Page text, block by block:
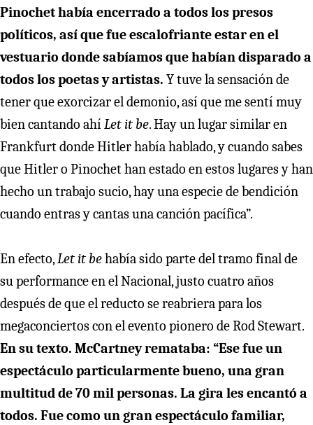
Pinochet había encerrado a todos los presos
políticos, así que fue escalofriante estar en el
vestuario donde sabíamos que habían disparado a
todos los poetas y artistas. Y tuve la sensación de
tener que exorcizar el demonio, así que me sentí muy
bien cantando ahí Let it be. Hay un lugar similar en
Frankfurt donde Hitler había hablado, y cuando sabes
que Hitler o Pinochet han estado en estos lugares y han
hecho un trabajo sucio, hay una especie de bendición
cuando entras y cantas una canción pacífica”.
En efecto,Let it behabía sido parte del tramo final de
su performance en el Nacional, justo cuatro años
después de que el reducto se reabriera para los
megaconciertos con el evento pionero de Rod Stewart.
En su texto. McCartney remataba: “Ese fue un
espectáculo particularmente bueno, una gran
multitud de 70 mil personas. La gira les encantó a
todos. Fue como un gran espectáculo familiar,